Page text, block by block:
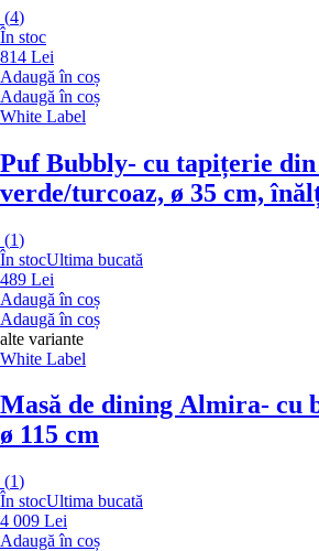
(4)
În stoc
814 Lei
Adaugă în coș
Adaugă în coș
White Label
Puf Bubbly- cu tapițerie
verde/turcoaz, ø 35 cm,
(1)
În stocUltima bucată
489 Lei
Adaugă în coș
Adaugă în coș
alte variante
White Label
Masă de dining Almira- cu
ø 115 cm
(1)
În stocUltima bucată
4 009 Lei
Adaugă în coș